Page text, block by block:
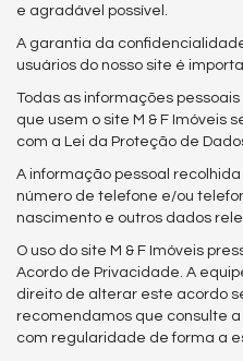
e agradável possível.
A garantia da
usuários do nosso site é
Todas as informações
que usem o site M & F Imóveis
com a Lei da Proteção de
A informação pessoal
número de telefone e/ou
nascimento e outros dados
O uso do site M & F Imóveis
Acordo de Privacidade. A
direito de alterar este acordo
recomendamos que consulte
com regularidade de forma a